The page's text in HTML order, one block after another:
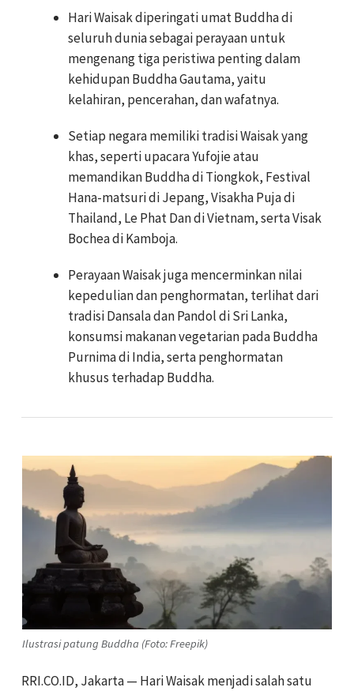
Hari Waisak diperingati umat Buddha di
seluruh dunia sebagai perayaan untuk
mengenang tiga peristiwa penting dalam
kehidupan Buddha Gautama, yaitu
kelahiran, pencerahan, dan wafatnya.
Setiap negara memiliki tradisi Waisak yang
khas, seperti upacara Yufojie atau
memandikan Buddha di Tiongkok, Festival
Hana-matsuri di Jepang, Visakha Puja di
Thailand, Le Phat Dan di Vietnam, serta Visak
Bochea di Kamboja.
Perayaan Waisak juga mencerminkan nilai
kepedulian dan penghormatan, terlihat dari
tradisi Dansala dan Pandol di Sri Lanka,
konsumsi makanan vegetarian pada Buddha
Purnima di India, serta penghormatan
khusus terhadap Buddha.
Ilustrasi patung Buddha (Foto: Freepik)
RRI.CO.ID, Jakarta — Hari Waisak menjadi salah satu